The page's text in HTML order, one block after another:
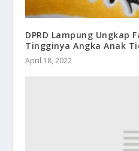
DPRD Lampung Ungkap
Tingginya Angka Anak
April 18, 2022